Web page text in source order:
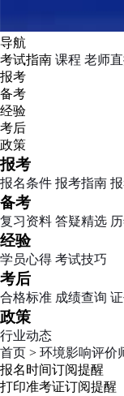
导航
考试指南 课程 老师
报考
备考
经验
考后
政策
报考
报名条件 报考指南
备考
复习资料 答疑精选
经验
学员心得 考试技巧
考后
合格标准 成绩查询
政策
行业动态
首页 > 环境影响评价
报名时间订阅提醒
打印准考证订阅提醒